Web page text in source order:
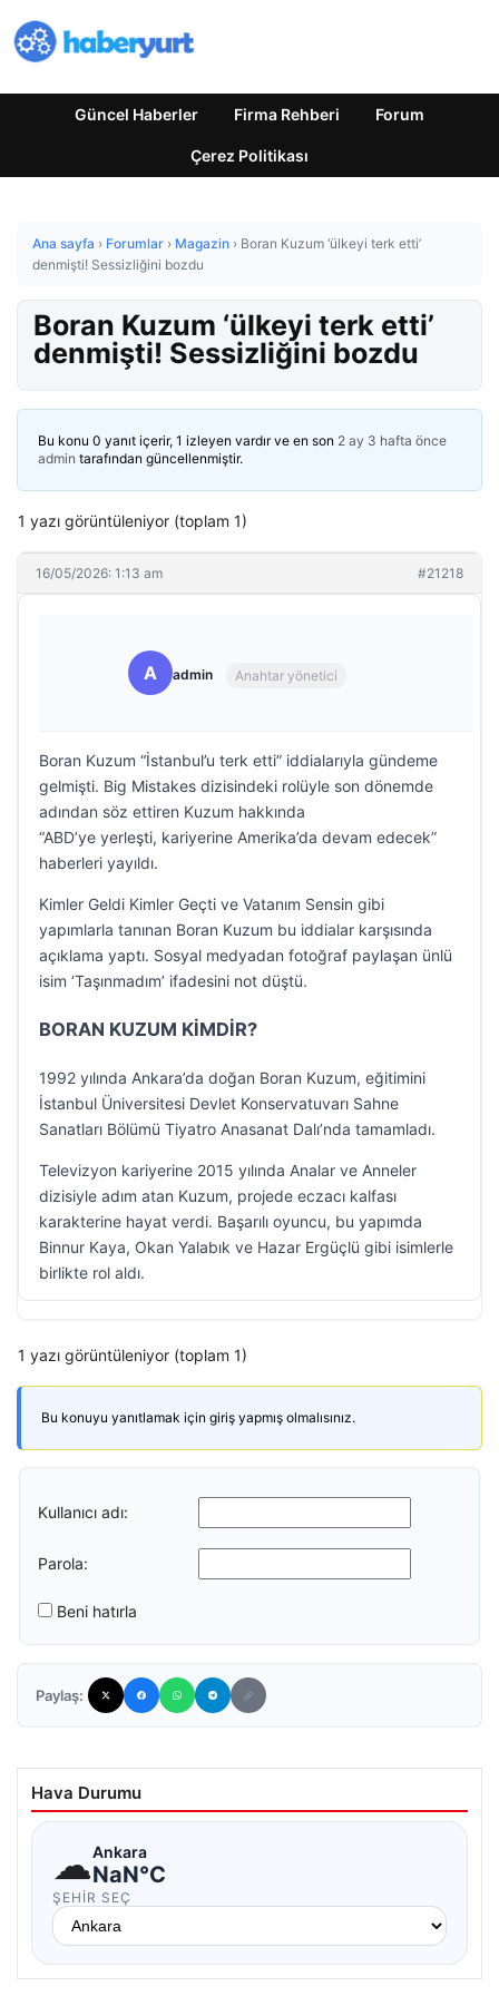
Güncel Haberler Firma Rehberi Forum
Çerez Politikası
Ana sayfa › Forumlar › Magazin › Boran Kuzum ‘ülkeyi terk etti’
denmişti! Sessizliğini bozdu
Boran Kuzum ‘ülkeyi terk etti’
denmişti! Sessizliğini bozdu
Bu konu 0 yanıt içerir, 1 izleyen vardır ve en son 2 ay 3 hafta önce
admin tarafından güncellenmiştir.
1 yazı görüntüleniyor (toplam 1)
16/05/2026: 1:13 am #21218
A admin Anahtar yönetici
Boran Kuzum “İstanbul’u terk etti” iddialarıyla gündeme
gelmişti. Big Mistakes dizisindeki rolüyle son dönemde
adından söz ettiren Kuzum hakkında
“ABD’ye yerleşti, kariyerine Amerika’da devam edecek”
haberleri yayıldı.
Kimler Geldi Kimler Geçti ve Vatanım Sensin gibi
yapımlarla tanınan Boran Kuzum bu iddialar karşısında
açıklama yaptı. Sosyal medyadan fotoğraf paylaşan ünlü
isim ‘Taşınmadım’ ifadesini not düştü.
BORAN KUZUM KİMDİR?
1992 yılında Ankara’da doğan Boran Kuzum, eğitimini
İstanbul Üniversitesi Devlet Konservatuvarı Sahne
Sanatları Bölümü Tiyatro Anasanat Dalı’nda tamamladı.
Televizyon kariyerine 2015 yılında Analar ve Anneler
dizisiyle adım atan Kuzum, projede eczacı kalfası
karakterine hayat verdi. Başarılı oyuncu, bu yapımda
Binnur Kaya, Okan Yalabık ve Hazar Ergüçlü gibi isimlerle
birlikte rol aldı.
1 yazı görüntüleniyor (toplam 1)
Bu konuyu yanıtlamak için giriş yapmış olmalısınız.
Kullanıcı adı:
Parola:
Beni hatırla
Paylaş:
Hava Durumu
☁Ankara
NaN°C
ŞEHIR SEÇ